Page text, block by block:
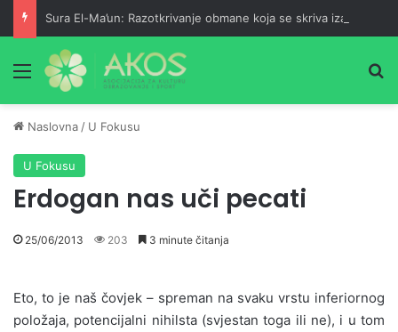
Meni
Naslovna / U Fokusu
U Fokusu
Erdogan nas uči pecati
25/06/2013 203 3 minute čitanja
Eto, to je naš čovjek – spreman na svaku vrstu inferiornog
položaja, potencijalni nihilsta (svjestan toga ili ne), i u tom